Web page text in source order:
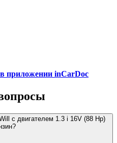
приложении inCarDoc
с двигателем 1.3 i 16V (88 Hp)